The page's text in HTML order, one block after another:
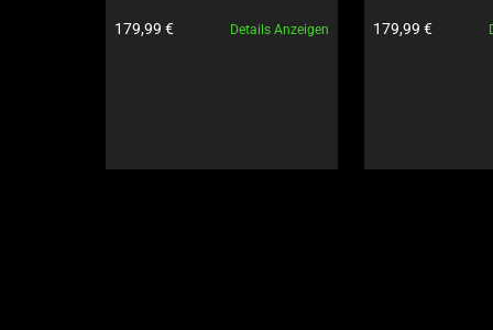
and
or
Produktpreis:
179,99 € Details Anzeigen Produktpreis:
179,99 €